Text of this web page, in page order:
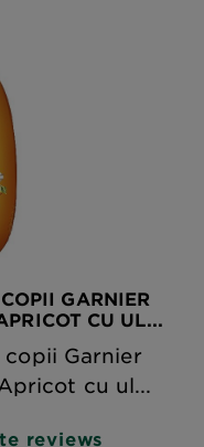
GARNIER
CU UL...
copii Garnier
cu ul...
reviews